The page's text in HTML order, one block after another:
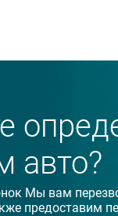
пристальный
рынок
авто?
Мы вам
предоставим